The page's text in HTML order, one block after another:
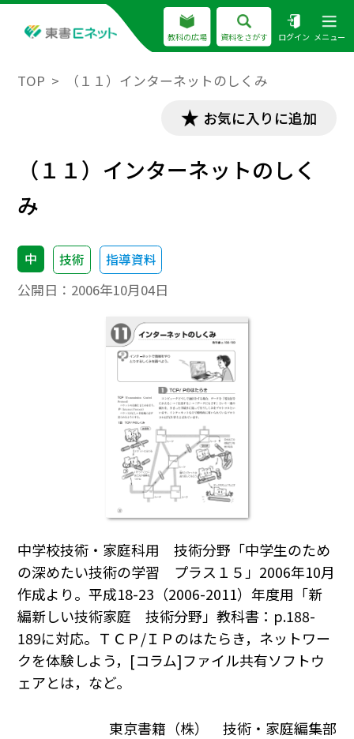
教科の広場 資料をさがす ログイン メニュー
TOP （１１）インターネットのしくみ
お気に入りに追加
（１１）インターネットのしく
み
中 技術 指導資料
公開日： 2006年10月04日
中学校技術・家庭科用 技術分野「中学生のため
の深めたい技術の学習 プラス１５」2006年10月
作成より。平成18-23（2006-2011）年度用「新
編新しい技術家庭 技術分野」教科書：p.188-
189に対応。ＴＣＰ/ＩＰのはたらき，ネットワー
クを体験しよう，[コラム]ファイル共有ソフトウ
ェアとは，など。
東京書籍（株） 技術・家庭編集部